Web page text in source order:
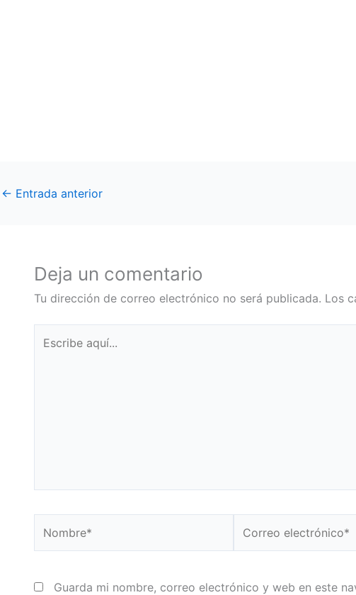
← Entrada anterior
Deja un comentario
Tu dirección de correo electrónico no será publicada. Los
aquí...
electrónico*
Guarda mi nombre, correo electrónico y web en este